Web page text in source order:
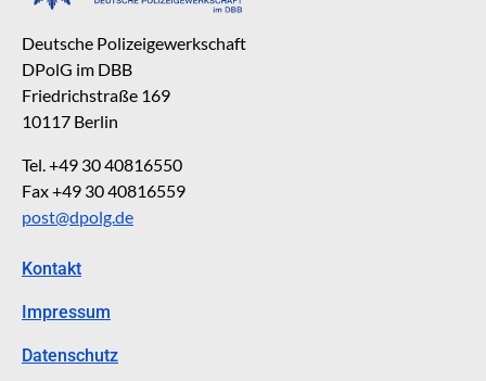
Deutsche Polizeigewerkschaft
DPolG im DBB
Friedrichstraße 169
10117 Berlin
Tel. +49 30 40816550
Fax +49 30 40816559
post@dpolg.de
Kontakt
Impressum
Datenschutz